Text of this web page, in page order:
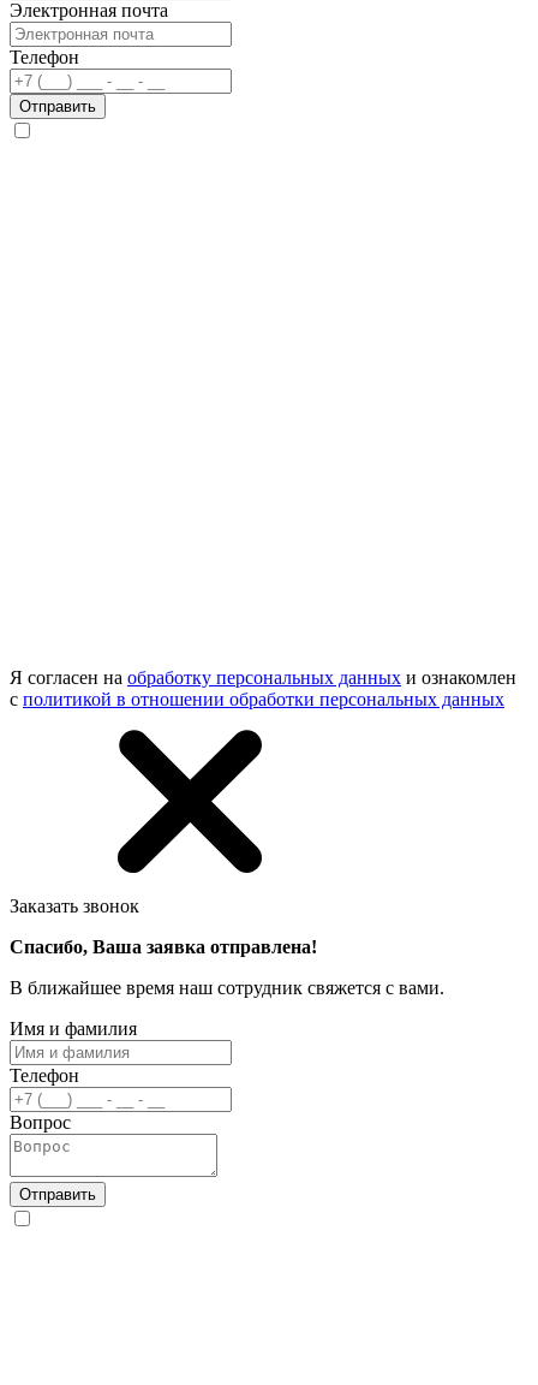
Электронная почта
Телефон
Отправить
Я согласен на обработку персональных данных и ознакомлен
с политикой в отношении обработки персональных данных
Заказать звонок
Спасибо, Ваша заявка отправлена!
В ближайшее время наш сотрудник свяжется с вами.
Имя и фамилия
Телефон
Вопрос
Отправить